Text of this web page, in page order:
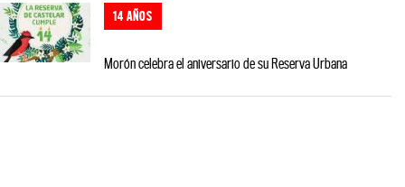
14 AÑOS
Morón celebra el aniversario de su Reserva Urbana